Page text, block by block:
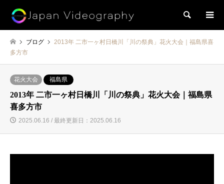
検索
ブログ
2013年 二市一ヶ村日橋川「川の祭典」花火大会｜福島県喜
多方市
花火大会 福島県
2013年 二市一ヶ村日橋川「川の祭典」花火大会｜福島県
喜多方市
2025.06.16 / 最終更新日：2025.06.16